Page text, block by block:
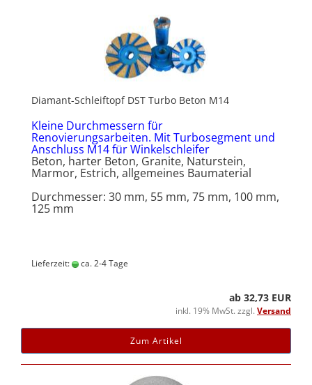
Diamant-Schleiftopf DST Turbo Beton M14
Kleine Durchmessern für
Renovierungsarbeiten. Mit Turbosegment und
Anschluss M14 für Winkelschleifer
Beton, harter Beton, Granite, Naturstein,
Marmor, Estrich, allgemeines Baumaterial
Durchmesser: 30 mm, 55 mm, 75 mm, 100 mm,
125 mm
Lieferzeit: ca. 2-4 Tage
ab 32,73 EUR
inkl. 19% MwSt. zzgl. Versand
Zum Artikel